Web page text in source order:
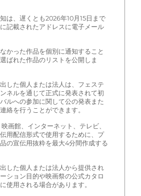
は、遅くとも2026年10月15日まで
記載されたアドレスに電子メール
かった作品を個別に通知すること
ばれた作品のリストを公開しま
した個人または法人は、フェステ
ネルを通じて正式に発表されて初
ルへの参加に関して公の発表また
絡を行うことができます。
画館、インターネット、テレビ、
用配信形式で使用するために、プ
の宣伝用抜粋を最大4分間作成する
した個人または法人から提供され
ション目的や映画祭の公式カタロ
使用される場合があります。